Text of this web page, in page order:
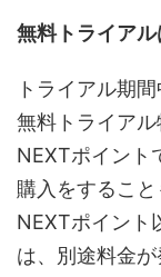
無料トライアル
トライアル期
無料トライア
NEXTポイント
購入をするこ
NEXTポイント
は、別途料金が